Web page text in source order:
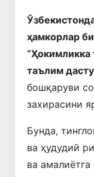
ҳамкорлар
таълим
бошқаруви
захирасини
Бунда,
ва ҳудудий
ва амалиётга